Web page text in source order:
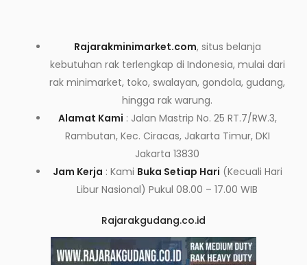
Rajarakminimarket.com, situs belanja
kebutuhan rak terlengkap di Indonesia, mulai dari
rak minimarket, toko, swalayan, gondola, gudang,
hingga rak warung.
Alamat Kami : Jalan Mastrip No. 25 RT.7/RW.3,
Rambutan, Kec. Ciracas, Jakarta Timur, DKI
Jakarta 13830
Jam Kerja : Kami Buka Setiap Hari (Kecuali Hari
Libur Nasional) Pukul 08.00 – 17.00 WIB
Rajarakgudang.co.id